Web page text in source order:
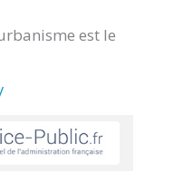
est le